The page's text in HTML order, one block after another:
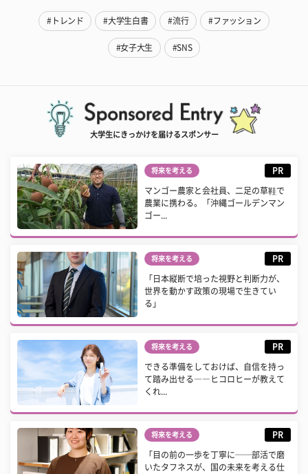
#トレンド #大学生白書 #流行 #ファッション
#女子大生 #SNS
大学生にきっかけを届けるスポンサー
将来を考える PR
マンゴー農家と会社員、二足の草鞋で
農業に携わる。「沖縄ゴールデンマン
ゴー...
将来を考える PR
「日本縦断で培った視野と判断力が、
世界を動かす政策の現場で生きてい
る」
将来を考える PR
できる準備をしておけば、自信を持っ
て踏み出せる――ヒコロヒーが教えて
くれ...
将来を考える PR
「目の前の一歩を丁寧に──部活で磨
いたタフネスが、国の未来を考える仕